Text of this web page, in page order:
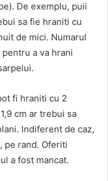
De exemplu, puii
sa fie hraniti cu
de mici. Numarul
a va hrani
fi hraniti cu 2
cm ar trebui sa
Indiferent de caz,
pe rand. Oferiti
a fost mancat.